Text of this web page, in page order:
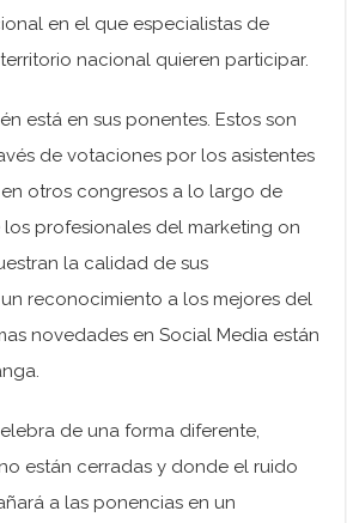
en el que especialistas de
nacional quieren participar.
está en sus ponentes. Estos son
de votaciones por los asistentes
otros congresos a lo largo de
profesionales del marketing on
la calidad de sus
reconocimiento a los mejores del
novedades en Social Media están
de una forma diferente,
están cerradas y donde el ruido
a las ponencias en un